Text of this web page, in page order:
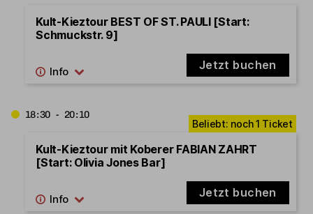
Kult-Kieztour BEST OF ST. PAULI [Start:
Schmuckstr. 9]
Jetzt buchen
18:30 - 20:10
Kult-Kieztour mit Koberer FABIAN ZAHRT
[Start: Olivia Jones Bar]
Jetzt buchen